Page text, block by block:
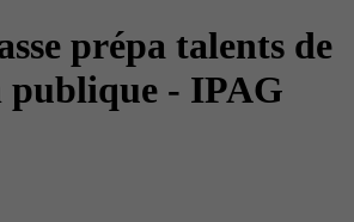
prépa talents de
publique - IPAG